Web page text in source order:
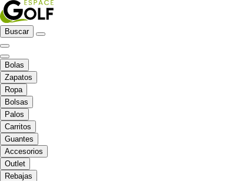
Buscar
Bolas
Zapatos
Ropa
Bolsas
Palos
Carritos
Guantes
Accesorios
Outlet
Rebajas